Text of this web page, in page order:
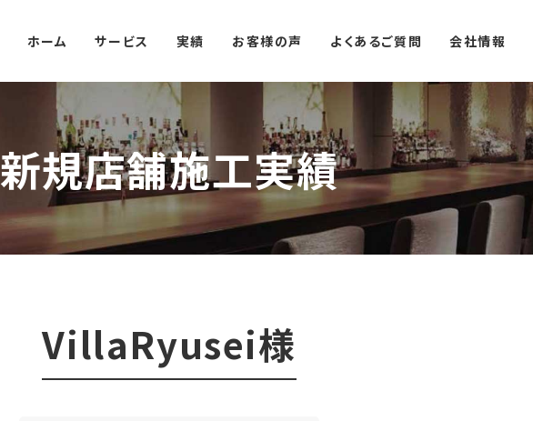
ホーム サービス 実績 お客様の声 よくあるご質問 会社情報
新規店舗施工実績
VillaRyusei様